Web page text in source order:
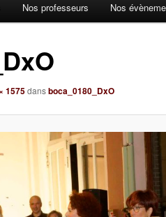
Nos professeurs Nos
1575dansboca_0180_DxO